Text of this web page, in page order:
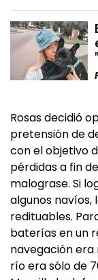
Rosas decidió
pretensión de
con el objetivo
pérdidas a fin
malograse. Si
algunos navíos,
redituables.
baterías en un
navegación era
río era sólo de